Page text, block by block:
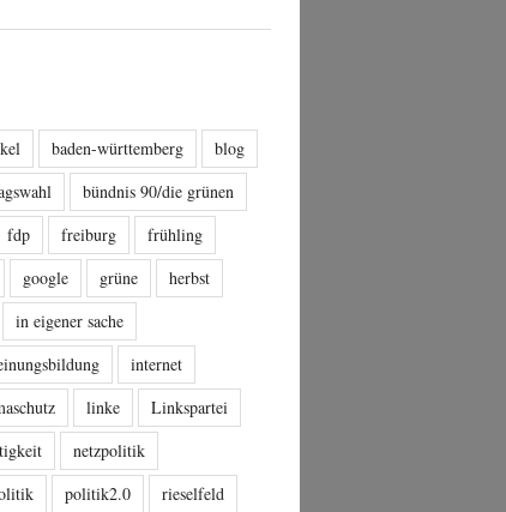
baden-württemberg
blog
bündnis 90/die grünen
fdp freiburg
frühling
google grüne
herbst
in eigener sache
internet
linke
Linkspartei
netzpolitik
politik2.0
rieselfeld